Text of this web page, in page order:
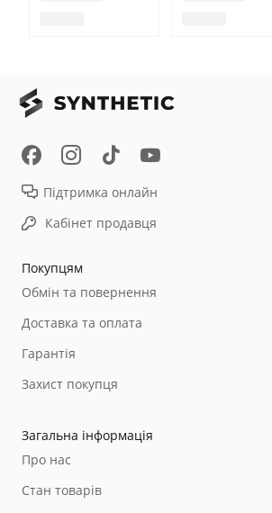
Покупцям
Обмін та повернення
Доставка та оплата
Гарантія
Захист покупця
Загальна інформація
Про нас
Стан товарів
Підтримка онлайн
Кабінет продавця